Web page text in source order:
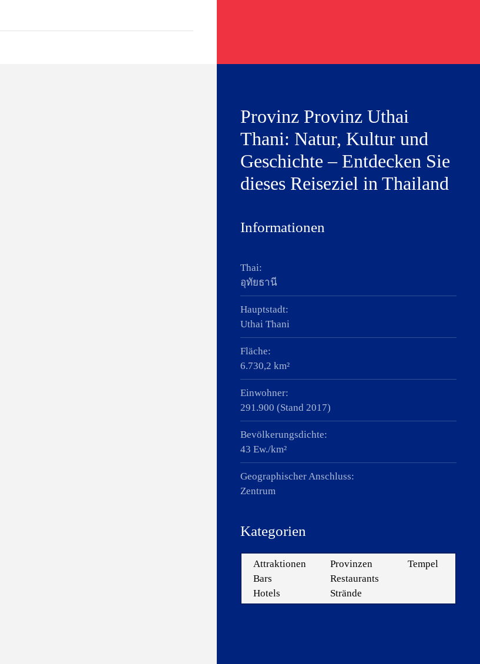
Provinz Provinz Uthai
Thani: Natur, Kultur und
Geschichte – Entdecken Sie
dieses Reiseziel in Thailand
Informationen
Thai:
อุทัยธานี
Hauptstadt:
Uthai Thani
Fläche:
6.730,2 km²
Einwohner:
291.900 (Stand 2017)
Bevölkerungsdichte:
43 Ew./km²
Geographischer Anschluss:
Zentrum
Kategorien
Attraktionen
Bars
Hotels
Provinzen
Restaurants
Strände
Tempel